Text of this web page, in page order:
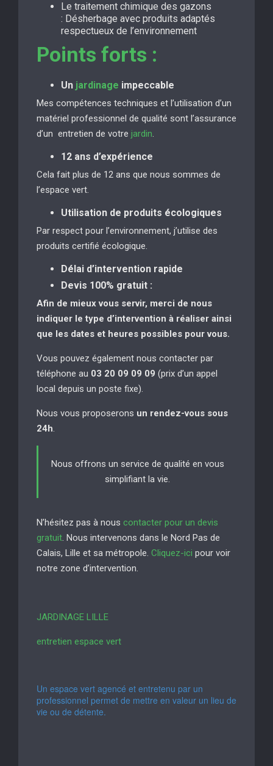
Le traitement chimique des gazons
: Désherbage avec produits adaptés
respectueux de l’environnement
Points forts :
Un jardinage impeccable
Mes compétences techniques et l’utilisation d’un
matériel professionnel de qualité sont l’assurance
d’un entretien de votre jardin.
12 ans d’expérience
Cela fait plus de 12 ans que nous sommes de
l’espace vert.
Utilisation de produits écologiques
Par respect pour l’environnement, j’utilise des
produits certifié écologique.
Délai d’intervention rapide
Devis 100% gratuit :
Afin de mieux vous servir, merci de nous
indiquer le type d’intervention à réaliser ainsi
que les dates et heures possibles pour vous.
Vous pouvez également nous contacter par
téléphone au 03 20 09 09 09 (prix d’un appel
local depuis un poste fixe).
Nous vous proposerons un rendez-vous sous
24h.
Nous offrons un service de qualité en vous
simplifiant la vie.
N’hésitez pas à nous contacter pour un devis
gratuit. Nous intervenons dans le Nord Pas de
Calais, Lille et sa métropole. Cliquez-ici pour voir
notre zone d’intervention.
JARDINAGE LILLE
entretien espace vert
Un espace vert agencé et entretenu par un
professionnel permet de mettre en valeur un lieu de
vie ou de détente.